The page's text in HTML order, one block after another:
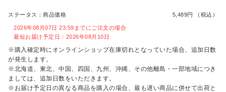
ステータス：商品価格 5,489円 （税込）
2026年08月07日 23:59までにご注文の場合
最短お届け予定日：2026年08月10日
※購入確定時にオンラインショップ在庫切れとなっていた場合、追加日数
が発生します。
※北海道、東北、中国、四国、九州、沖縄、その他離島・一部地域につき
ましては、追加日数をいただきます。
※お届け予定日の異なる商品を購入の場合、最も遅い商品に併せて出荷と